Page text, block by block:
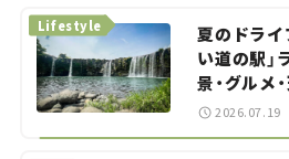
夏のドライ
い道の駅」
景・グルメ
暑におすす
Lifestyle
2026.07.19